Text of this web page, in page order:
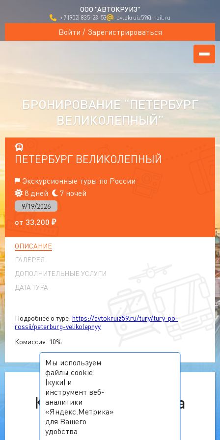
ООО "АВТОКРУИЗ"
+7 (902) 835-23-53 avtokruiz59@mail.ru
Войти / Зарегистрироваться
БРОНИРОВАНИЕ “ПЕТЕРБУРГ
ВЕЛИКОЛЕПНЫЙ”
ПЕТЕРБУРГ ВЕЛИКОЛЕПНЫЙ
Экскурсионные туры по России
8 дней
7 ночей
9/19/2026
от 33,200 ₽
ОПИСАНИЕ
ГАЛЕРЕЯ
ДОПОЛНИТЕЛЬНЫЕ УСЛУГИ
ДАТА ТУРА
Подробнее о туре: https://avtokruiz59.ru/tury/tury-po-
rossii/peterburg-velikolepnyy
Комиссия: 10%
К сожалению, тур на
выбранную дату
Мы используем
файлы cookie
(куки) и
инструмент веб-
аналитики
«Яндекс.Метрика»
для Вашего
удобства